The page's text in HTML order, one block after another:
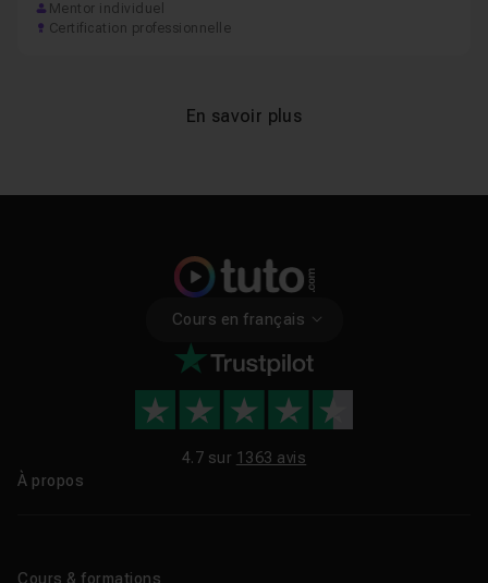
Mentor individuel
Certification professionnelle
En savoir plus
Cours en français
4.7 sur 1363 avis
À propos
Cours & formations